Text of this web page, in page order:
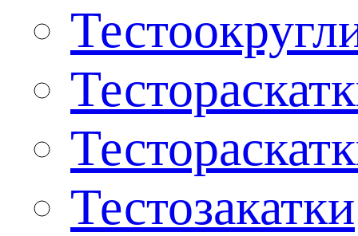
Тестозакатки